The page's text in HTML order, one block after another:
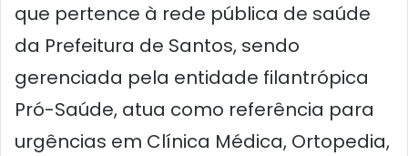
que pertence à rede pública de saúde
da Prefeitura de Santos, sendo
gerenciada pela entidade filantrópica
Pró-Saúde, atua como referência para
urgências em Clínica Médica, Ortopedia,